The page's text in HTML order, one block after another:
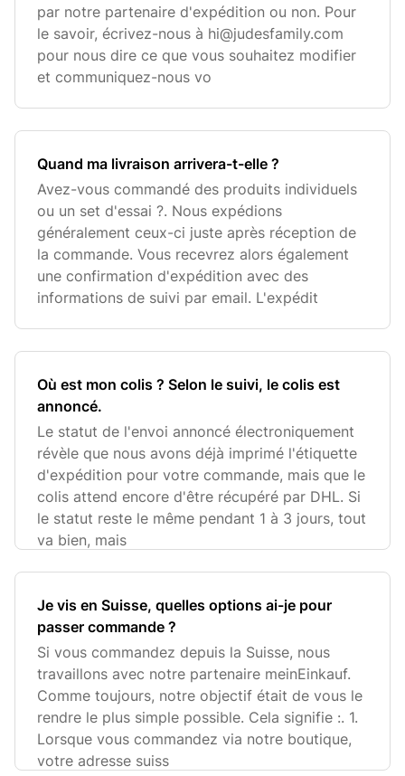
par notre partenaire d'expédition ou non. Pour
le savoir, écrivez-nous à hi@judesfamily.com
pour nous dire ce que vous souhaitez modifier
et communiquez-nous vo
Quand ma livraison arrivera-t-elle ?
Avez-vous commandé des produits individuels
ou un set d'essai ?. Nous expédions
généralement ceux-ci juste après réception de
la commande. Vous recevrez alors également
une confirmation d'expédition avec des
informations de suivi par email. L'expédit
Où est mon colis ? Selon le suivi, le colis est
annoncé.
Le statut de l'envoi annoncé électroniquement
révèle que nous avons déjà imprimé l'étiquette
d'expédition pour votre commande, mais que le
colis attend encore d'être récupéré par DHL. Si
le statut reste le même pendant 1 à 3 jours, tout
va bien, mais
Je vis en Suisse, quelles options ai-je pour
passer commande ?
Si vous commandez depuis la Suisse, nous
travaillons avec notre partenaire meinEinkauf.
Comme toujours, notre objectif était de vous le
rendre le plus simple possible. Cela signifie :. 1.
Lorsque vous commandez via notre boutique,
votre adresse suiss